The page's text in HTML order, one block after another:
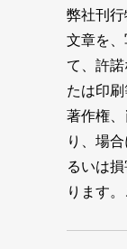
弊社刊
文章を
て、許
たは印
著作権
り、場
るいは
ります